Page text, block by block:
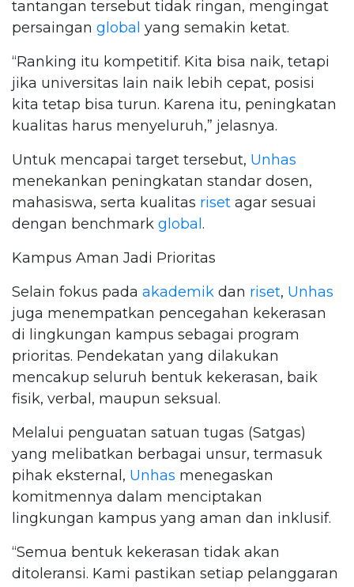
tantangan tersebut tidak ringan, mengingat
persaingan global yang semakin ketat.
“Ranking itu kompetitif. Kita bisa naik, tetapi
jika universitas lain naik lebih cepat, posisi
kita tetap bisa turun. Karena itu, peningkatan
kualitas harus menyeluruh,” jelasnya.
Untuk mencapai target tersebut, Unhas
menekankan peningkatan standar dosen,
mahasiswa, serta kualitas riset agar sesuai
dengan benchmark global .
Kampus Aman Jadi Prioritas
Selain fokus pada akademik dan riset, Unhas
juga menempatkan pencegahan kekerasan
di lingkungan kampus sebagai program
prioritas. Pendekatan yang dilakukan
mencakup seluruh bentuk kekerasan, baik
fisik, verbal, maupun seksual.
Melalui penguatan satuan tugas (Satgas)
yang melibatkan berbagai unsur, termasuk
pihak eksternal, Unhas menegaskan
komitmennya dalam menciptakan
lingkungan kampus yang aman dan inklusif.
“Semua bentuk kekerasan tidak akan
ditoleransi. Kami pastikan setiap pelanggaran